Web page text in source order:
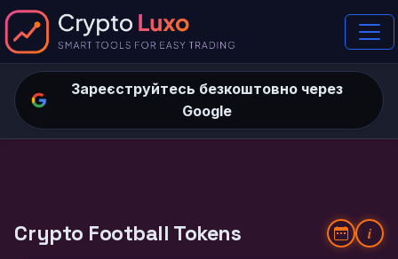
Зареєструйтесь безкоштовно через
Google
Crypto Football Tokens i